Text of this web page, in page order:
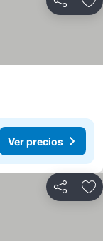
Compartir
Ver precios
Compartir